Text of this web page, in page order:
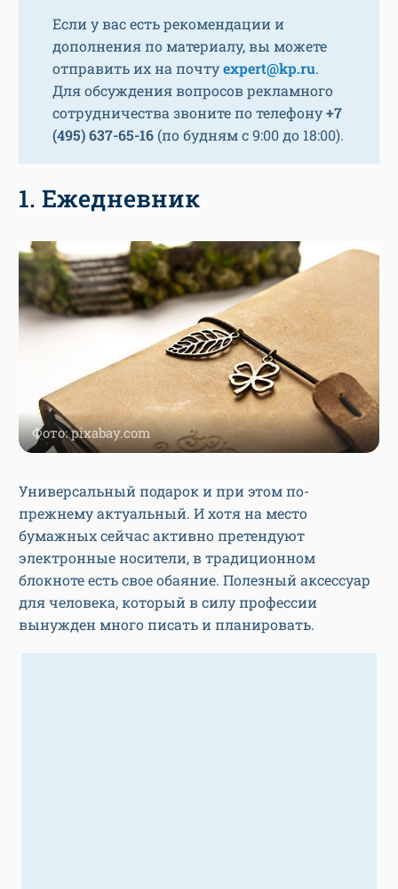
Если у вас есть рекомендации и
дополнения по материалу, вы можете
отправить их на почтуexpert@kp.ru.
Для обсуждения вопросов рекламного
сотрудничества звоните по телефону+7
(495) 637-65-16 (по будням с 9:00 до 18:00).
1. Ежедневник
Фото: pixabay.com
Универсальный подарок и при этом по-
прежнему актуальный. И хотя на место
бумажных сейчас активно претендуют
электронные носители, в традиционном
блокноте есть свое обаяние. Полезный аксессуар
для человека, который в силу профессии
вынужден много писать и планировать.